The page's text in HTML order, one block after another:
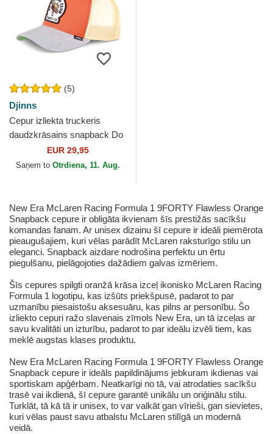
(5)
Djinns
Cepur izliekta truckeris
daudzkrāsains snapback Do
Nothing Club HFT DNC 1.1
no Djinns
EUR 29,95
Saņem to Otrdiena, 11. Aug.
New Era McLaren Racing Formula 1 9FORTY Flawless Orange
Snapback cepure ir obligāta ikvienam šīs prestižās sacīkšu
komandas fanam. Ar unisex dizainu šī cepure ir ideāli piemērota
pieaugušajiem, kuri vēlas parādīt McLaren raksturīgo stilu un
eleganci. Snapback aizdare nodrošina perfektu un ērtu
piegulšanu, pielāgojoties dažādiem galvas izmēriem.
Šīs cepures spilgti oranžā krāsa izceļ ikonisko McLaren Racing
Formula 1 logotipu, kas izšūts priekšpusē, padarot to par
uzmanību piesaistošu aksesuāru, kas pilns ar personību. Šo
izliekto cepuri ražo slavenais zīmols New Era, un tā izceļas ar
savu kvalitāti un izturību, padarot to par ideālu izvēli tiem, kas
meklē augstas klases produktu.
New Era McLaren Racing Formula 1 9FORTY Flawless Orange
Snapback cepure ir ideāls papildinājums jebkuram ikdienas vai
sportiskam apģērbam. Neatkarīgi no tā, vai atrodaties sacīkšu
trasē vai ikdienā, šī cepure garantē unikālu un oriģinālu stilu.
Turklāt, tā kā tā ir unisex, to var valkāt gan vīrieši, gan sievietes,
kuri vēlas paust savu atbalstu McLaren stilīgā un modernā
veidā.